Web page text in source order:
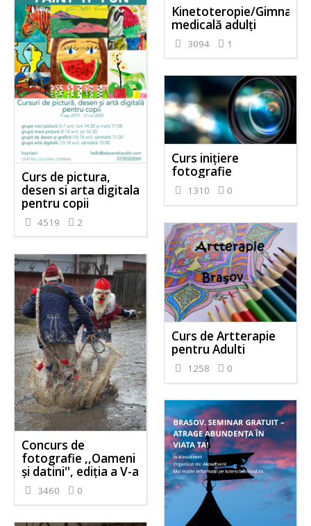
Kinetoteropie/
medicală adulți
3094 1
Curs de pictura,
desen si arta digitala
pentru copii
4519 2
Curs inițiere
fotografie
1310 0
Curs de Artterapie
pentru Adulti
1258 0
Concurs de
fotografie ,,Oameni
și datini'', ediția a V-a
3460 0